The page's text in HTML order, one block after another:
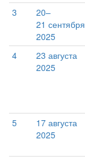
3
20–
21 сентября
2025
4
23 августа
2025
5
17 августа
2025